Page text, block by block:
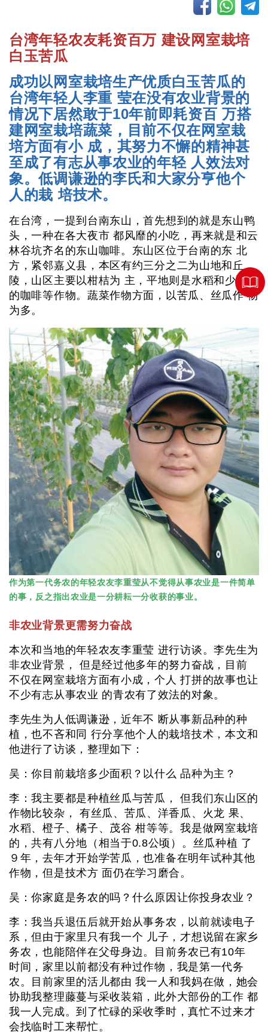
台湾年轻农友耗资百万 建设网室栽培
白玉苦瓜
成功以网室栽培生产优质白玉苦瓜的
台湾年轻人李重 莹在没有农业背景的
情况下居然敢于10年前即耗资百 万搭
建网室栽培蔬菜，目前不仅在网室栽
培方面有小 成，其努力不懈的精神甚
至成了有志从事农业的年轻 人效法对
象。低调谦逊的李氏和大家分亨他个
人的栽 培技术。
在台湾，一提到台南东山，首先想到的就是东山鸭
头，一种在各大夜市 都风靡的小吃，再来就是和云
林谷坑齐名的东山咖啡。东山区位于台南的东 北
方，紧邻嘉义县，本区有约三分之二为山地和丘
陵，山区主要以柑桔为 主，平地则是水稻和少面积
的咖啡等作物。蔬菜作物方面，以苦瓜、丝瓜作 物
为多。
作为第一代务农的年轻农友李重莹从不觉得从事农业是一件简单
的事，反之指出农业是一分耕耘一分收获的事业。
非农业背景更需努力奋战
本次和当地的年轻农友李重莹 进行访谈。李先生为
非农业背景， 但是经过他多年的努力奋战，目前
不仅在网室栽培方面有小成，个人 打拼的故事也让
不少有志从事农业 的青农有了效法的对象。
李先生为人低调谦逊，近年不 断从事新品种的种
植，也不吝和同 行分享他个人的栽培技术，本文和
他进行了访谈，整理如下：
吴：你目前栽培多少面积？以什么 品种为主？
李：我主要都是种植丝瓜与苦瓜， 但我们东山区的
作物比较杂， 有丝瓜、苦瓜、洋香瓜、火龙 果、
水稻、橙子、橘子、茂谷 柑等等。我是做网室栽培
的，共有八分地（相当于0.8公顷）。丝瓜种植 了
９年，去年才开始学苦瓜，也准备在明年试种其他
作物，但是技术方 面仍在学习磨合。
吴：你家庭是务农的吗？什么原因让你投身农业？
李：我当兵退伍后就开始从事务农，以前就读电子
系，但由于家里只有我一个 儿子，才想说留在家乡
务农，也能陪伴在父母身边。目前务农已有10年
时间，家里以前都没有种过作物，我是第一代务
农。目前家里的活儿都由 我一人和我妈在做，她会
协助我整理藤蔓与采收装箱，此外大部份的工作 都
我一人完成。到了忙碌的采收季时，真忙不过来才
会找临时工来帮忙。